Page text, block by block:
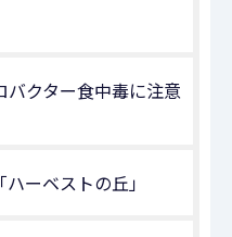
クター食中毒に注意
ーベストの丘」